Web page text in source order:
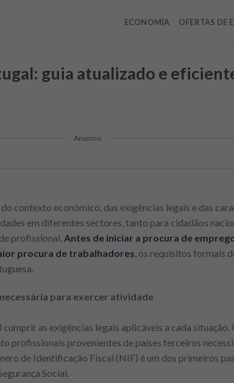
ECONOMÍA OFERTAS DE
guia atualizado e
Anuncio
contexto económico, das exigências legais e das
em diferentes sectores, tanto para cidadãos
profissional.Antes de iniciar a procura de
procura de trabalhadores, os requisitos formais
para exercer atividade
as exigências legais aplicáveis a cada
profissionais provenientes de países terceiros
de Identificação Fiscal (NIF) é um dos primeiros
Social.